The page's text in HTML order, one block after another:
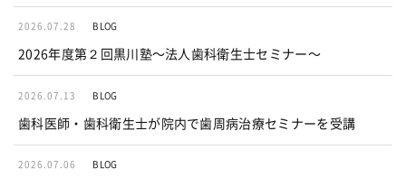
2026.07.28 BLOG
2026年度第２回黒川塾〜法人歯科衛生士セミナー〜
2026.07.13 BLOG
歯科医師・歯科衛生士が院内で歯周病治療セミナーを受講
2026.07.06 BLOG